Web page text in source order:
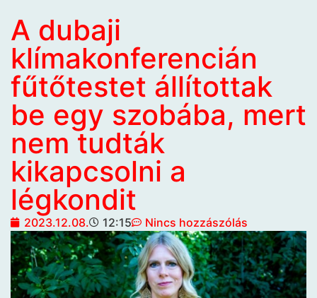
A dubaji
klímakonferencián
fűtőtestet állítottak
be egy szobába, mert
nem tudták
kikapcsolni a
légkondit
2023.12.08. 12:15 Nincs hozzászólás